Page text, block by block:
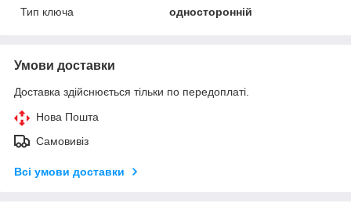
Тип ключа
односторонній
Умови доставки
Доставка здійснюється тільки по передоплаті.
Нова Пошта
Самовивіз
Всі умови доставки